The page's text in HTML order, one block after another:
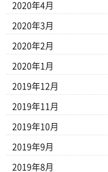
2020年4月
2020年3月
2020年2月
2020年1月
2019年12月
2019年11月
2019年10月
2019年9月
2019年8月